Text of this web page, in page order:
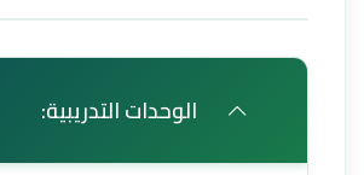
الوحدات التدريبية: